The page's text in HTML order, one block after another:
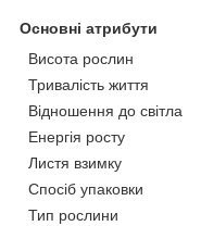
Основні атрибути
Висота рослин
Тривалість життя
Відношення до світла
Енергія росту
Листя взимку
Спосіб упаковки
Тип рослини